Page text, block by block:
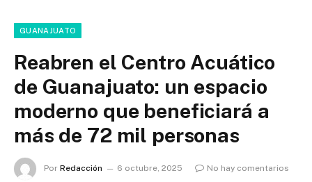
GUANAJUATO
Reabren el Centro Acuático
de Guanajuato: un espacio
moderno que beneficiará a
más de 72 mil personas
Por Redacción 6 octubre, 2025
No hay comentarios